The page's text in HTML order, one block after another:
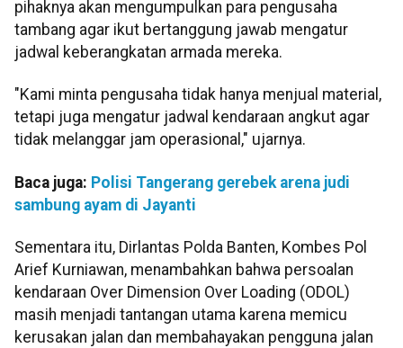
pihaknya akan mengumpulkan para pengusaha
tambang agar ikut bertanggung jawab mengatur
jadwal keberangkatan armada mereka.
"Kami minta pengusaha tidak hanya menjual material,
tetapi juga mengatur jadwal kendaraan angkut agar
tidak melanggar jam operasional," ujarnya.
Baca juga: Polisi Tangerang gerebek arena judi
sambung ayam di Jayanti
Sementara itu, Dirlantas Polda Banten, Kombes Pol
Arief Kurniawan, menambahkan bahwa persoalan
kendaraan Over Dimension Over Loading (ODOL)
masih menjadi tantangan utama karena memicu
kerusakan jalan dan membahayakan pengguna jalan